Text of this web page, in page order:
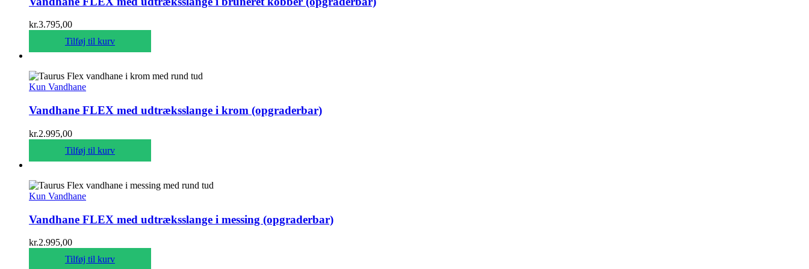
kr.3.795,00
Tilføj til kurv
Kun Vandhane
Vandhane FLEX med udtræksslange i krom (opgraderbar)
kr.2.995,00
Tilføj til kurv
Kun Vandhane
Vandhane FLEX med udtræksslange i messing (opgraderbar)
kr.2.995,00
Tilføj til kurv